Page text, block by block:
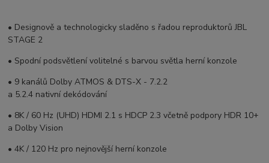
• Designově a technologicky sladěno s řadou reproduktorů JBL
STAGE 2
• Spodní podsvětlení volitelné s barvou světla herní konzole
• 9 kanálů Dolby ATMOS & DTS-X - 7.2.2
a 5.2.4 nativní dekódování
• 8K / 60 Hz (UHD) HDMI 2.1 s HDCP 2.3 včetně podpory HDR 10+
a Dolby Vision
• 4K / 120 Hz pro nejnovější herní konzole